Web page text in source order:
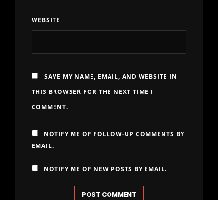
WEBSITE
SAVE MY NAME, EMAIL, AND WEBSITE IN
THIS BROWSER FOR THE NEXT TIME I
COMMENT.
NOTIFY ME OF FOLLOW-UP COMMENTS BY
EMAIL.
NOTIFY ME OF NEW POSTS BY EMAIL.